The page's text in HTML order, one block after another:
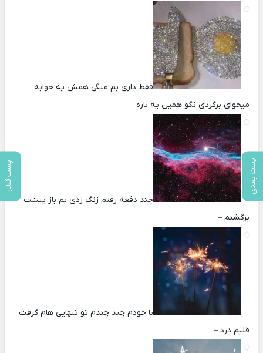
پست بعدی پست قبلی
فقط داری بم میگی همش یه خوابه
میخوای برگردی نگو همین یه باره –
چند دفعه رفتم زنگ زدی بم باز پیشت
برگشتم –
با خودم چند چندم تو تنهایی هام گرفت
قلبم درد –